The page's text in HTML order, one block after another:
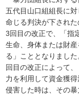
五代目山口組組長に
命じる判決が下され
3回目の改正で、「指
生命、身体または財
る」こととなりまし
回目の改正によって
力を利用して資金獲
侵害した時は、その